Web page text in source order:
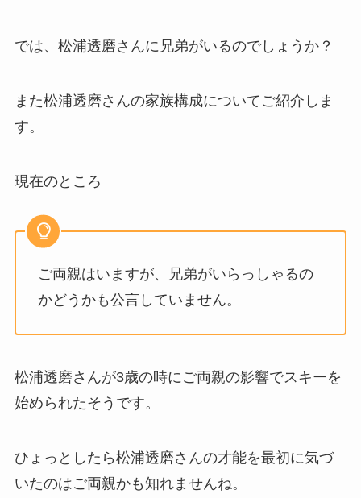
では、松浦透磨さんに兄弟がいるのでしょうか？
また松浦透磨さんの家族構成についてご紹介しま
す。
現在のところ
ご両親はいますが、兄弟がいらっしゃるの
かどうかも公言していません。
松浦透磨さんが3歳の時にご両親の影響でスキーを
始められたそうです。
ひょっとしたら松浦透磨さんの才能を最初に気づ
いたのはご両親かも知れませんね。